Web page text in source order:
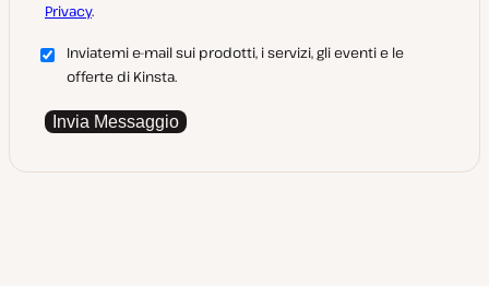
Privacy.
Inviatemi e-mail sui prodotti, i servizi, gli eventi e le
offerte di Kinsta.
Invia Messaggio